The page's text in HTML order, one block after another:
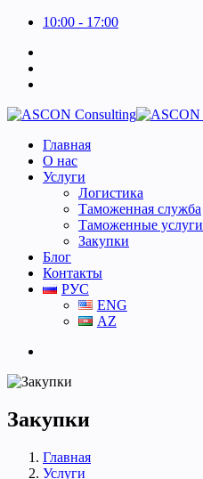
10:00 - 17:00
Главная
О нас
Услуги
Логистика
Таможенная служба
Таможенные услуги
Закупки
Блог
Контакты
РУС
ENG
AZ
Закупки
Главная
Услуги